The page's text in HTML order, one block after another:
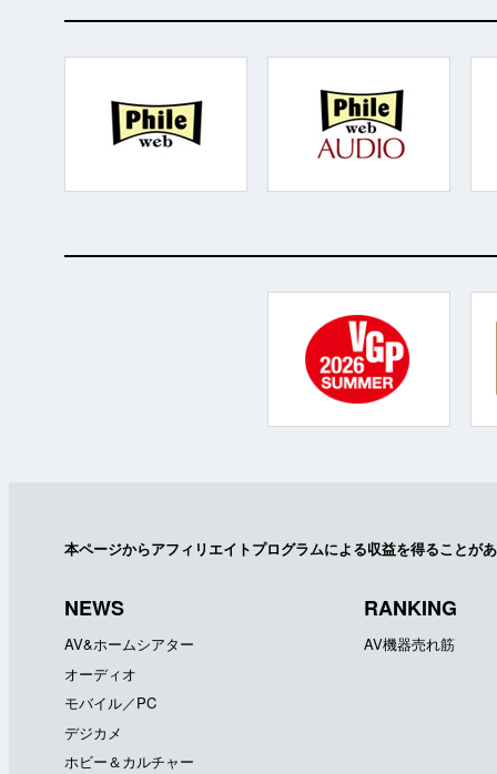
本ページからアフィリエイトプログラムによる収益を得ることが
NEWS
AV&ホームシアター
オーディオ
モバイル／PC
デジカメ
ホビー＆カルチャー
RANKING
AV機器売れ筋